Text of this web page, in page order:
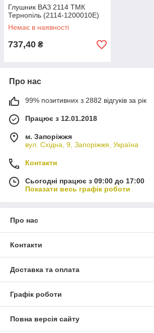
Глушник ВАЗ 2114 ТМК
Тернопіль (2114-1200010E)
Немає в наявності
737,40 ₴
Про нас
99% позитивних з 2882 відгуків за рік
Працює з 12.01.2018
м. Запоріжжя
вул. Східна, 9, Запоріжжя, Україна
Контакти
Сьогодні працює з 09:00 до 17:00
Показати весь графік роботи
Про нас
Контакти
Доставка та оплата
Графік роботи
Повна версія сайту